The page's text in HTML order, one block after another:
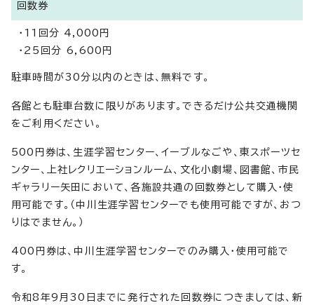
回数券
・11回分 4,000円
・25回分 6,600円
駐車時間が30分以内のときは、無料です。
各館とも駐車台数に限りがあります。できるだけ公共交通機関
をご利用ください。
500円券は、生涯学習センター、イーブルなごや、東スポーツセ
ンター、上社レクリエーションルーム、文化小劇場、図書館、市民
ギャラリー矢田において、各施設共通の回数券として購入・使
用可能です。（中川生涯学習センターでも使用可能ですが、おつ
りはでません。）
400円券は、中川生涯学習センターでのみ購入・使用可能で
す。
令和8年9月30日までに発行された回数券につきましては、新